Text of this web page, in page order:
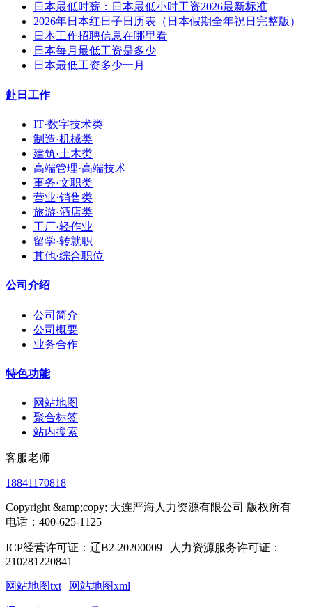
日本最低时薪：日本最低小时工资2026最新标准
2026年日本红日子日历表（日本假期全年祝日完整版）
日本工作招聘信息在哪里看
日本每月最低工资是多少
日本最低工资多少一月
赴日工作
IT·数字技术类
制造·机械类
建筑·土木类
高端管理·高端技术
事务·文职类
营业·销售类
旅游·酒店类
工厂·轻作业
留学·转就职
其他·综合职位
公司介绍
公司简介
公司概要
业务合作
特色功能
网站地图
聚合标签
站内搜索
客服老师
18841170818
Copyright &amp;copy; 大连严海人力资源有限公司 版权所有
电话：400-625-1125
ICP经营许可证：辽B2-20200009 | 人力资源服务许可证：
210281220841
网站地图txt | 网站地图xml